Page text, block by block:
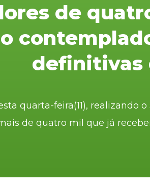
de
definitivas
quarta-feira(11), realizando
de quatro mil que já